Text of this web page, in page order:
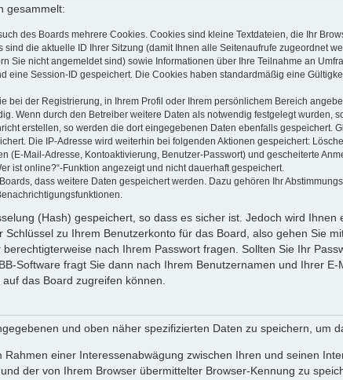
gesammelt:
des Boards mehrere Cookies. Cookies sind kleine Textdateien, die Ihr
die aktuelle ID Ihrer Sitzung (damit Ihnen alle Seitenaufrufe zugeordnet
Sie nicht angemeldet sind) sowie Informationen über Ihre Teilnahme an
eine Session-ID gespeichert. Die Cookies haben standardmäßig eine
bei der Registrierung, in Ihrem Profil oder Ihrem persönlichem Bereich
Wenn durch den Betreiber weitere Daten als notwendig festgelegt wurden,
erstellen, so werden die dort eingegebenen Daten ebenfalls gespeichert.
Die IP-Adresse wird weiterhin bei folgenden Aktionen gespeichert:
(E-Mail-Adresse, Kontoaktivierung, Benutzer-Passwort) und gescheiterte
ist online?“-Funktion angezeigt und nicht dauerhaft gespeichert.
dass weitere Daten gespeichert werden. Dazu gehören Ihr
(Hash) gespeichert, so dass es sicher ist. Jedoch wird
zu Ihrem Benutzerkonto für das Board, also gehen Sie
nach Ihrem Passwort fragen. Sollten Sie Ihr
Software fragt Sie dann nach Ihrem Benutzernamen und Ihrer
das Board zugreifen können.
und oben näher spezifizierten Daten zu speichern, um
einer Interessenabwägung zwischen Ihren und seinen
der von Ihrem Browser übermittelter Browser-Kennung zu